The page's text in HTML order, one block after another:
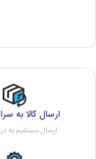
ارسال کالا به
ارسال مستقیم به